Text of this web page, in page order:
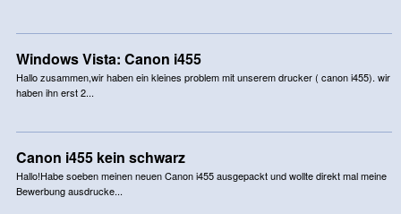
Windows Vista: Canon i455
Hallo zusammen,wir haben ein kleines problem mit unserem drucker ( canon i455). wir
haben ihn erst 2...
Canon i455 kein schwarz
Hallo!Habe soeben meinen neuen Canon i455 ausgepackt und wollte direkt mal meine
Bewerbung ausdrucke...